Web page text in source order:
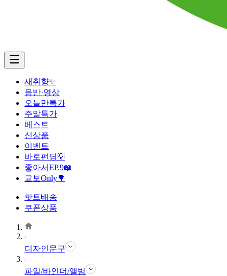
새취향✨
음반·영상
오늘만특가
주말특가
베스트
신상품
이벤트
바로펀딩💡
좋아서EP.9📖
교보Only🌳
핫트배송
쿠폰상품
디자인문구
파일/바인더/앨범